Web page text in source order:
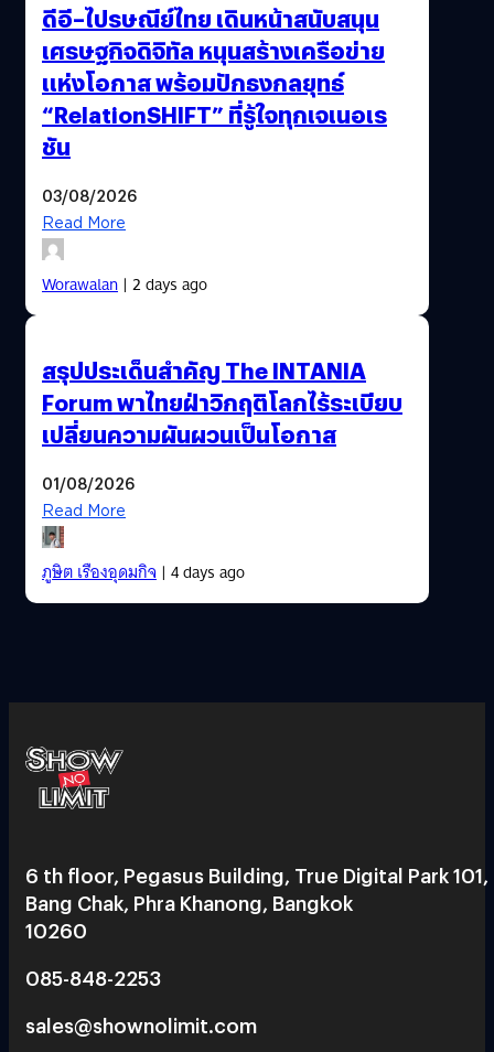
ดีอี–ไปรษณีย์ไทย เดินหน้าสนับสนุน
เศรษฐกิจดิจิทัล หนุนสร้างเครือข่าย
แห่งโอกาส พร้อมปักธงกลยุทธ์
“RelationSHIFT” ที่รู้ใจทุกเจเนอเร
ชัน
03/08/2026
Read More
Worawalan| 2 days ago
สรุปประเด็นสำคัญ The INTANIA
Forum พาไทยฝ่าวิกฤติโลกไร้ระเบียบ
เปลี่ยนความผันผวนเป็นโอกาส
01/08/2026
Read More
ภูษิต เรืองอุดมกิจ| 4 days ago
6 th floor, Pegasus Building, True Digital Park 101,
Bang Chak, Phra Khanong, Bangkok
10260
085-848-2253
sales@shownolimit.com